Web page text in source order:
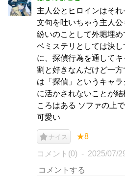
主人公とヒロインはそ
文句を吐いちゃう主人
紛いのことして外堀埋
ベミステリとしては決
に、探偵行為を通して
割と好きなんだけど一
は「探偵」というキャ
に活かされないことが
ころはある ソファの上
可愛い
ナイス ★8
コメント(0) 2025/07/